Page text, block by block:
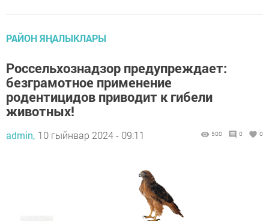
РАЙОН ЯҢАЛЫКЛАРЫ
Россельхознадзор предупреждает:
безграмотное применение
родентицидов приводит к гибели
животных!
admin, 10 гыйнвар 2024 - 09:11 500 0 0